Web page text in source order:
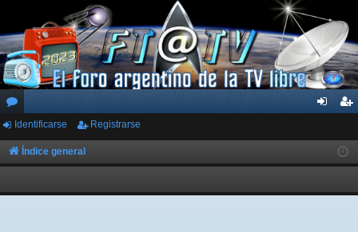
or
os
ar
ist
rs
Identificarse Registrarse
Índice general